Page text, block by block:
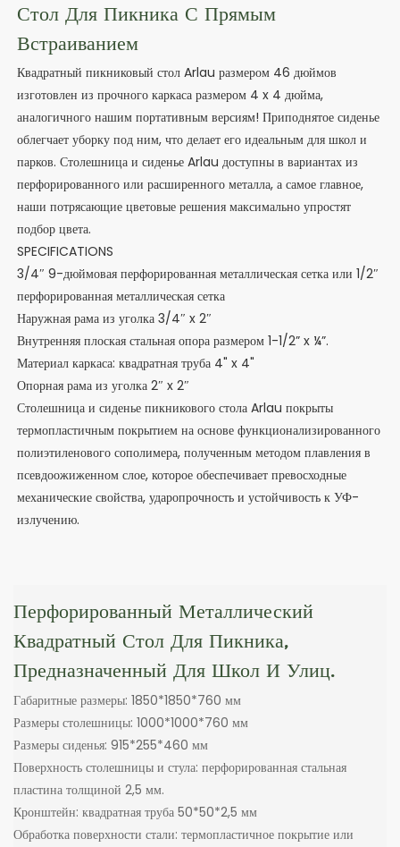
Стол Для Пикника С Прямым
Встраиванием
Квадратный пикниковый стол Arlau размером 46 дюймов
изготовлен из прочного каркаса размером 4 x 4 дюйма,
аналогичного нашим портативным версиям! Приподнятое сиденье
облегчает уборку под ним, что делает его идеальным для школ и
парков. Столешница и сиденье Arlau доступны в вариантах из
перфорированного или расширенного металла, а самое главное,
наши потрясающие цветовые решения максимально упростят
подбор цвета.
SPECIFICATIONS
3/4″ 9-дюймовая перфорированная металлическая сетка или 1/2″
перфорированная металлическая сетка
Наружная рама из уголка 3/4″ x 2″
Внутренняя плоская стальная опора размером 1-1/2” x ¼”.
Материал каркаса: квадратная труба 4" x 4"
Опорная рама из уголка 2″ x 2″
Столешница и сиденье пикникового стола Arlau покрыты
термопластичным покрытием на основе функционализированного
полиэтиленового сополимера, полученным методом плавления в
псевдоожиженном слое, которое обеспечивает превосходные
механические свойства, ударопрочность и устойчивость к УФ-
излучению.
Перфорированный Металлический
Квадратный Стол Для Пикника,
Предназначенный Для Школ И Улиц.
Габаритные размеры: 1850*1850*760 мм
Размеры столешницы: 1000*1000*760 мм
Размеры сиденья: 915*255*460 мм
Поверхность столешницы и стула: перфорированная стальная
пластина толщиной 2,5 мм.
Кронштейн: квадратная труба 50*50*2,5 мм
Обработка поверхности стали: термопластичное покрытие или